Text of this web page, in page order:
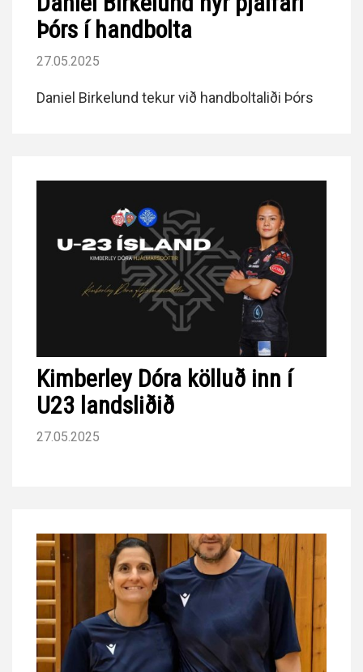
Þórs í handbolta
27.05.2025
Daniel Birkelund tekur við handboltaliði Þórs
Kimberley Dóra kölluð inn í
U23 landsliðið
27.05.2025